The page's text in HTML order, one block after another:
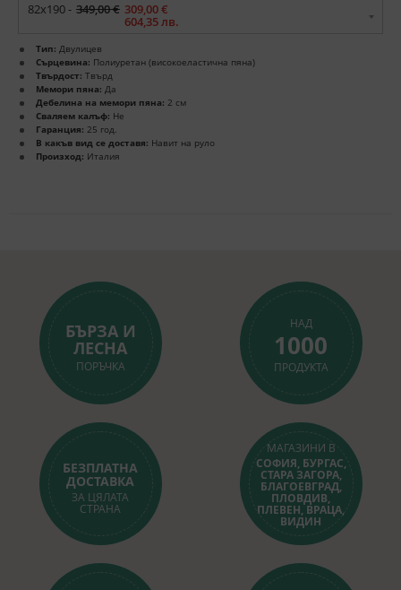
82x190 - 349,00 € 309,00 €
604,35 лв.
Тип: Двулицев
Сърцевина: Полиуретан (високоеластична пяна)
Твърдост: Твърд
Мемори пяна: Да
Дебелина на мемори пяна: 2 см
Сваляем калъф: Не
Гаранция: 25 год.
В какъв вид се доставя: Навит на руло
Произход: Италия
БЪРЗА И
ЛЕСНА
ПОРЪЧКА
НАД
1000
ПРОДУКТА
БЕЗПЛАТНА
ДОСТАВКА
ЗА ЦЯЛАТА
СТРАНА
МАГАЗИНИ В
СОФИЯ, БУРГАС,
СТАРА ЗАГОРА,
БЛАГОЕВГРАД,
ПЛОВДИВ,
ПЛЕВЕН, ВРАЦА,
ВИДИН